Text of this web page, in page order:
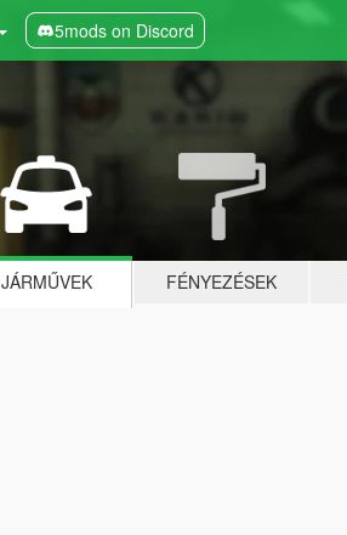
5mods on Discord
JÁRMŰVEK FÉNYEZÉSEK